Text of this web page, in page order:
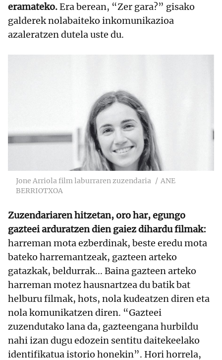
eramateko.Era berean, “Zer gara?” gisako
galderek nolabaiteko inkomunikazioa
azaleratzen dutela uste du.
Jone Arriola film laburraren zuzendaria
ANE
BERRIOTXOA
Zuzendariaren hitzetan, oro har, egungo
gazteei arduratzen dien gaiez dihardu filmak:
harreman mota ezberdinak, beste eredu mota
bateko harremantzeak, gazteen arteko
gatazkak, beldurrak... Baina gazteen arteko
harreman motez hausnartzea du batik bat
helburu filmak, hots, nola kudeatzen diren eta
nola komunikatzen diren. “Gazteei
zuzendutako lana da, gazteengana hurbildu
nahi izan dugu edozein sentitu daitekeelako
identifikatua istorio honekin”. Hori horrela,